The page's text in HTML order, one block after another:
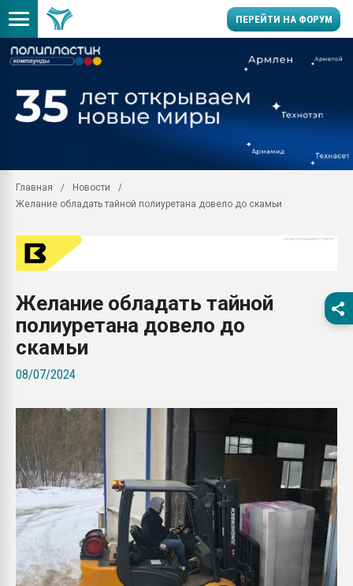
ПЕРЕЙТИ НА ФОРУМ
первый план в
пластмасс
ситуацией на
26.07.2022 "Сибирский
намного дороже
ПЕРЕЙТИ НА
Главная
Новости
Желание обладать тайной полиуретана довело до скамьи
Желание обладать тайной
полиуретана довело до
скамьи
08/07/2024